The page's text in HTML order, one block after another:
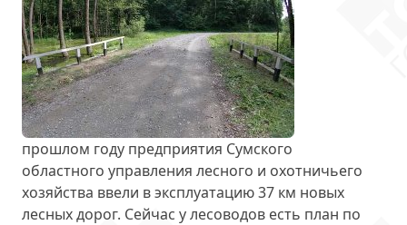
прошлом году предприятия Сумского
областного управления лесного и охотничьего
хозяйства ввели в эксплуатацию 37 км новых
лесных дорог. Сейчас у лесоводов есть план по